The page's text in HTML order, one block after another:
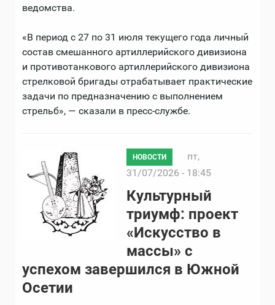
ведомства.
«В период с 27 по 31 июля текущего года личный
состав смешанного артиллерийского дивизиона
и противотанкового артиллерийского дивизиона
стрелковой бригады отрабатывает практические
задачи по предназначению с выполнением
стрельб», — сказали в пресс-службе.
НОВОСТИ
пт,
31/07/2026 - 18:45
Культурный
триумф: проект
«Искусство в
массы» с
успехом завершился в Южной
Осетии